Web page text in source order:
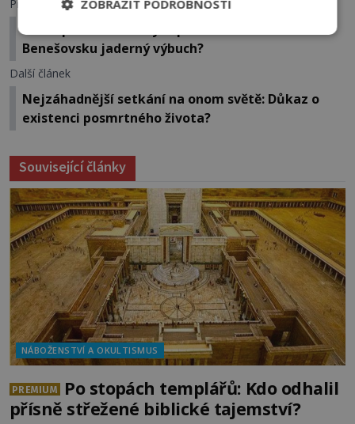
Předchozí článek
Benešovsku jaderný výbuch?
Další článek
Nejzáhadnější setkání na onom světě: Důkaz o
existenci posmrtného života?
Související články
NÁBOŽENSTVÍ A OKULTISMUS
PREMIUM
Po stopách templářů: Kdo odhalil
přísně střežené biblické tajemství?
ZOBRAZIT PODROBNOSTI